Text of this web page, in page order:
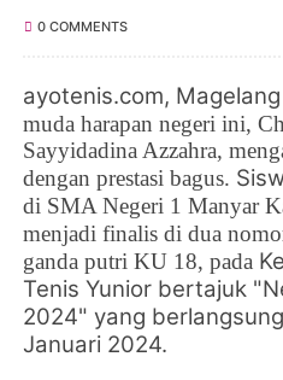
0 COMMENTS
ayotenis.com,
muda harapan negeri ini,
Sayyidadina Azzahra,
dengan prestasi bagus.
di SMA Negeri 1 Manyar
menjadi finalis di dua
ganda putri KU 18, pada
Tenis Yunior bertajuk
2024" yang
Januari 2024.